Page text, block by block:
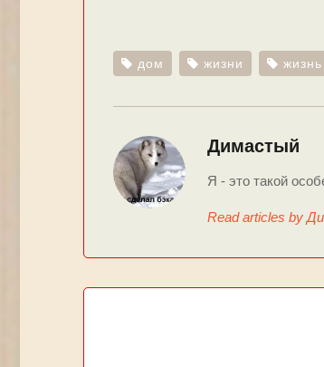
дом жизни жизнь
Димастый
Я - это такой
Read articles by